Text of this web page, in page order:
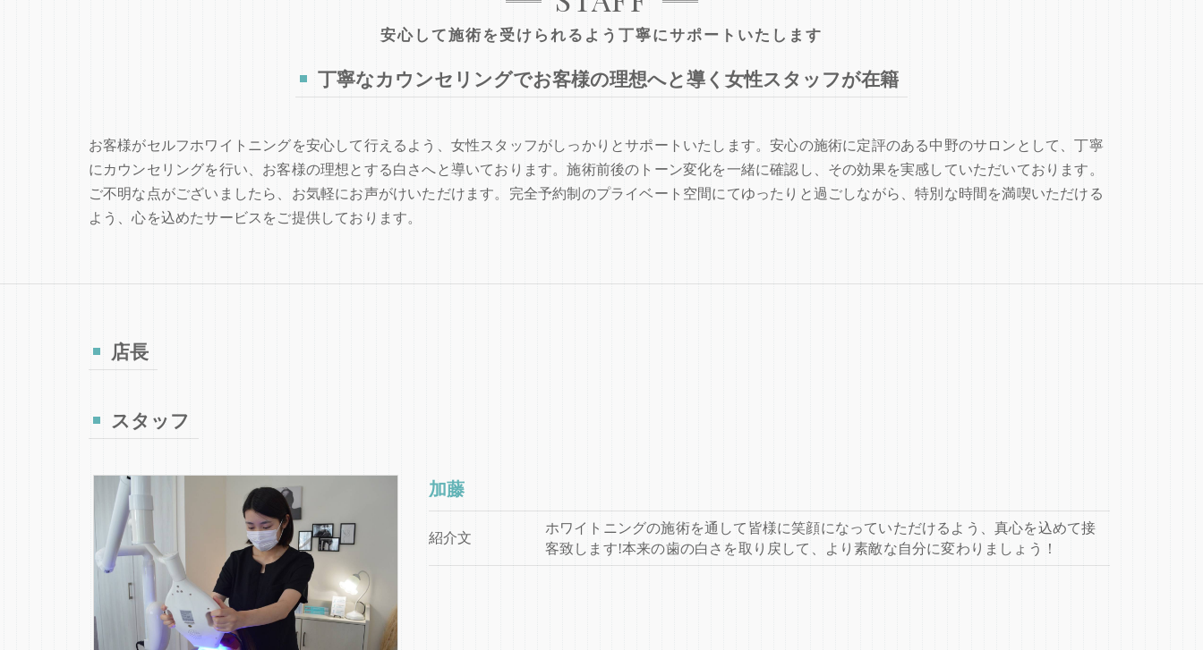
安心して施術を受けられるよう丁寧にサポートいたします
丁寧なカウンセリングでお客様の理想へと導く女性スタッフが在籍
お客様がセルフホワイトニングを安心して行えるよう、女性スタッフがしっかりとサポートいたします。安心の施術に定評のある中野のサロンとして、丁寧
にカウンセリングを行い、お客様の理想とする白さへと導いております。施術前後のトーン変化を一緒に確認し、その効果を実感していただいております。
ご不明な点がございましたら、お気軽にお声がけいただけます。完全予約制のプライベート空間にてゆったりと過ごしながら、特別な時間を満喫いただける
よう、心を込めたサービスをご提供しております。
店長
スタッフ
加藤
紹介文
ホワイトニングの施術を通して皆様に笑顔になっていただけるよう、真心を込めて接
客致します!本来の歯の白さを取り戻して、より素敵な自分に変わりましょう！